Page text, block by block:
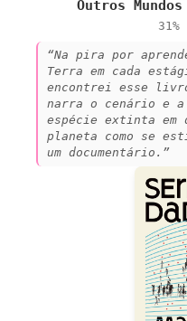
Outros
31%
“Na pira por
Terra em cada
encontrei esse livro
narra o cenário e a
espécie extinta em
planeta como se
um documentário.”